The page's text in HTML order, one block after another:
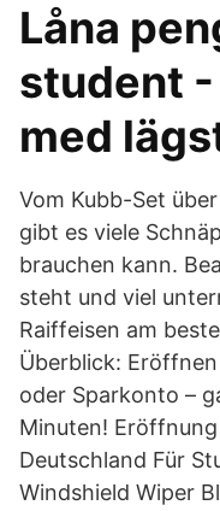
Låna
student
med
Vom Kubb-Set
gibt es viele
brauchen kann.
steht und viel
Raiffeisen am
Überblick:
oder Sparkonto –
Minuten!
Deutschland Für
Windshield Wiper